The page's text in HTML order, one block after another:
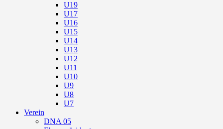
U19
U17
U16
U15
U14
U13
U12
U11
U10
U9
U8
U7
Verein
DNA 05